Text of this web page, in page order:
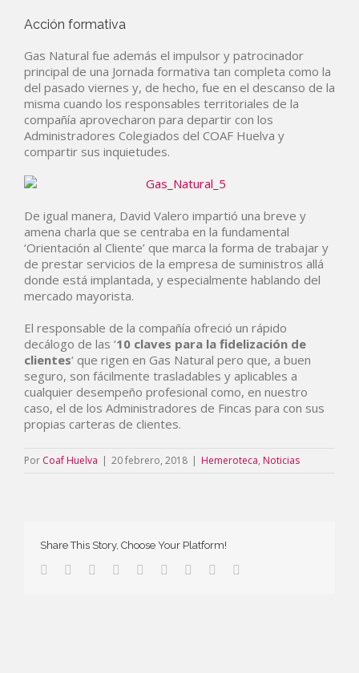
Acción formativa
Gas Natural fue además el impulsor y patrocinador
principal de una Jornada formativa tan completa como la
del pasado viernes y, de hecho, fue en el descanso de la
misma cuando los responsables territoriales de la
compañía aprovecharon para departir con los
Administradores Colegiados del COAF Huelva y
compartir sus inquietudes.
De igual manera, David Valero impartió una breve y
amena charla que se centraba en la fundamental
‘Orientación al Cliente’ que marca la forma de trabajar y
de prestar servicios de la empresa de suministros allá
donde está implantada, y especialmente hablando del
mercado mayorista.
El responsable de la compañía ofreció un rápido
decálogo de las ‘10 claves para la fidelización de
clientes‘ que rigen en Gas Natural pero que, a buen
seguro, son fácilmente trasladables y aplicables a
cualquier desempeño profesional como, en nuestro
caso, el de los Administradores de Fincas para con sus
propias carteras de clientes.
Por Coaf Huelva | 20 febrero, 2018 | Hemeroteca, Noticias
Share This Story, Choose Your Platform!